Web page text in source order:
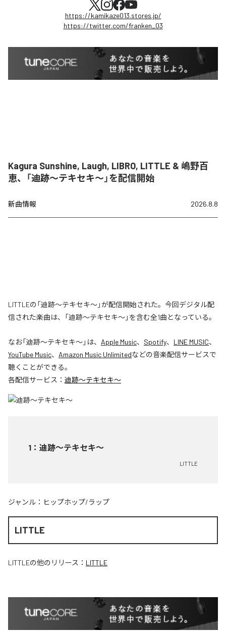
https://kamikaze013.stores.jp/
https://twitter.com/franken_03
Kagura Sunshine, Laugh, LIBRO, LITTLE & 嶋野百
恵、「迪跡〜テキセキ〜」を配信開始
新曲情報 2026.8.8
LITTLEの「迪跡〜テキセキ〜」が配信開始された。今回デジタル配
信された楽曲は、「迪跡〜テキセキ〜」を含む全1曲となっている。
なお「迪跡〜テキセキ〜」は、 Apple Music、 Spotify、 LINE MUSIC、
YouTube Music、 Amazon Music Unlimitedなどの音楽配信サービスで
聴くことができる。
各配信サービス： 迪跡〜テキセキ〜
1 ： 迪跡〜テキセキ〜
LITTLE
ジャンル： ヒップホップ/ラップ
LITTLE
LITTLEの他のリリース： LITTLE